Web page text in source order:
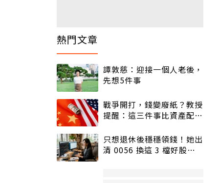
熱門文章
譚敦慈：迎接一個人老後，
先想5件事
戰爭開打，錢變廢紙？教授
提醒：這三件事比資產配置
只想退休後穩穩領錢！她出
清 0056 換這 3 檔好股：